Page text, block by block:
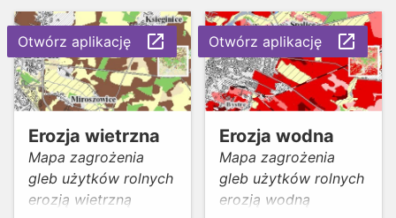
Erozja wietrzna
Mapa zagrożenia
gleb użytków rolnych
erozją wietrzną
Otwórz aplikację launch
Erozja wodna
Mapa zagrożenia
gleb użytków rolnych
erozją wodną
Otwórz aplikację launch